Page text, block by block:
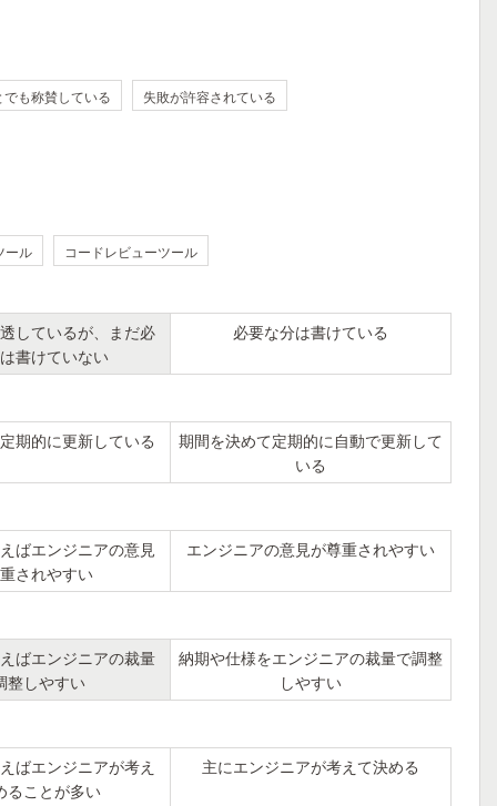
も称賛している 失敗が許容されている
ール コードレビューツール
しているが、まだ必
書けていない
必要な分は書けている
期的に更新している
期間を決めて定期的に自動で更新して
いる
ばエンジニアの意見
されやすい
エンジニアの意見が尊重されやすい
ばエンジニアの裁量
整しやすい
納期や仕様をエンジニアの裁量で調整
しやすい
ばエンジニアが考え
ることが多い
主にエンジニアが考えて決める